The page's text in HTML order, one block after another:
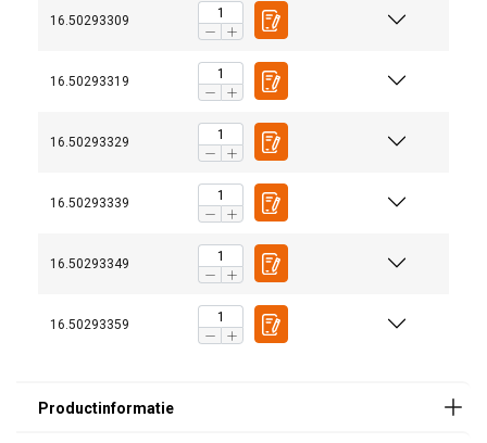
16.50293309
16.50293319
16.50293329
16.50293339
16.50293349
16.50293359
Gebruikershandleiding:
User manual Tractel Dynafor Expert UK-FR-GE-DU-IT-
T7052- TS dynafor Expert_ind02_EN.pdf